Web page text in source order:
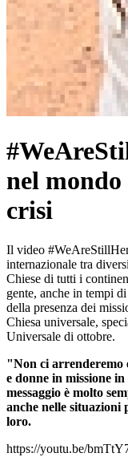
nel
crisi
Il video
internazionale tra
Chiese di tutti i
gente, anche in tempi
della presenza dei
Chiesa universale,
Universale di ottobre.
"Non ci arrenderemo
e donne in missione
messaggio è molto
anche nelle situazioni
loro.
https://youtu.be/